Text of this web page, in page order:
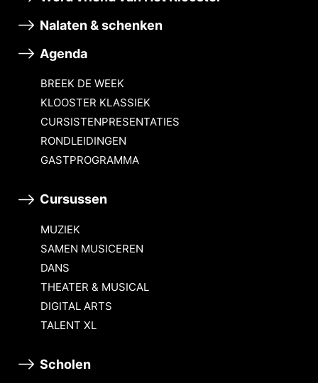
Nalaten & schenken
Agenda
BREEK DE WEEK
KLOOSTER KLASSIEK
CURSISTENPRESENTATIES
RONDLEIDINGEN
GASTPROGRAMMA
Cursussen
MUZIEK
SAMEN MUSICEREN
DANS
THEATER & MUSICAL
DIGITAL ARTS
TALENT XL
Scholen